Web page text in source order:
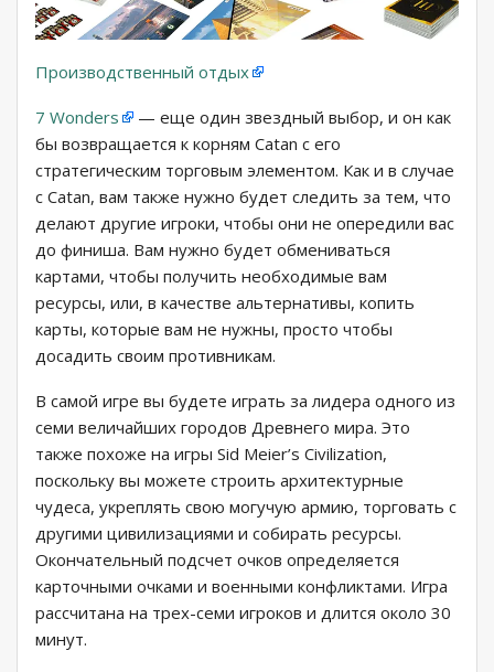
Производственный отдых
7 Wonders
— еще один звездный выбор, и он как
бы возвращается к корням Catan с его
стратегическим торговым элементом. Как и в случае
с Catan, вам также нужно будет следить за тем, что
делают другие игроки, чтобы они не опередили вас
до финиша. Вам нужно будет обмениваться
картами, чтобы получить необходимые вам
ресурсы, или, в качестве альтернативы, копить
карты, которые вам не нужны, просто чтобы
досадить своим противникам.
В самой игре вы будете играть за лидера одного из
семи величайших городов Древнего мира. Это
также похоже на игры Sid Meier’s Civilization,
поскольку вы можете строить архитектурные
чудеса, укреплять свою могучую армию, торговать с
другими цивилизациями и собирать ресурсы.
Окончательный подсчет очков определяется
карточными очками и военными конфликтами. Игра
рассчитана на трех-семи игроков и длится около 30
минут.